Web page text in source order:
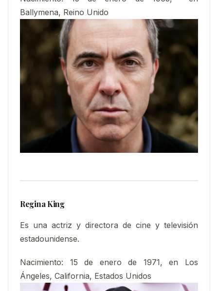
Ballymena, Reino Unido
Regina King
Es una actriz y directora de cine y televisión
estadounidense.
Nacimiento: 15 de enero de 1971, en Los
Ángeles, California, Estados Unidos